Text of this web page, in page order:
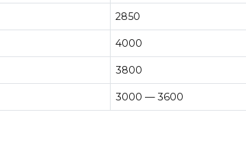
2850
4000
3800
3000 — 3600